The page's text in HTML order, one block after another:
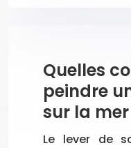
Quelles
peindre
sur la mer
Le lever de